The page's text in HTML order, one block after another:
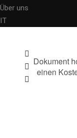
Über uns
IT